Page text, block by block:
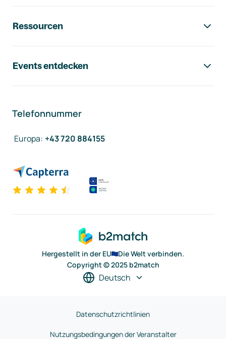
Ressourcen
Events entdecken
Telefonnummer
Europa: +43 720 884155
Hergestellt in der EU
Die Welt verbinden.
Copyright © 2025 b2match
Deutsch
Datenschutzrichtlinien
Nutzungsbedingungen der Veranstalter